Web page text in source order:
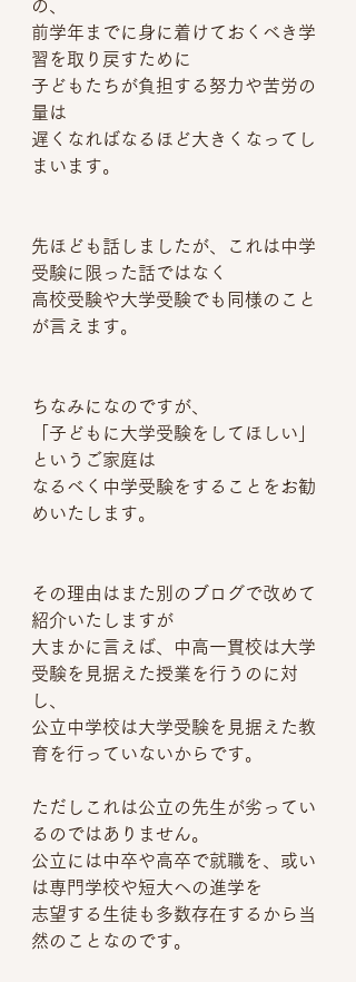
の、
前学年までに身に着けておくべき学
習を取り戻すために
子どもたちが負担する努力や苦労の
量は
遅くなればなるほど大きくなってし
まいます。
先ほども話しましたが、これは中学
受験に限った話ではなく
高校受験や大学受験でも同様のこと
が言えます。
ちなみになのですが、
「子どもに大学受験をしてほしい」
というご家庭は
なるべく中学受験をすることをお勧
めいたします。
その理由はまた別のブログで改めて
紹介いたしますが
大まかに言えば、中高一貫校は大学
受験を見据えた授業を行うのに対
し、
公立中学校は大学受験を見据えた教
育を行っていないからです。
ただしこれは公立の先生が劣ってい
るのではありません。
公立には中卒や高卒で就職を、或い
は専門学校や短大への進学を
志望する生徒も多数存在するから当
然のことなのです。